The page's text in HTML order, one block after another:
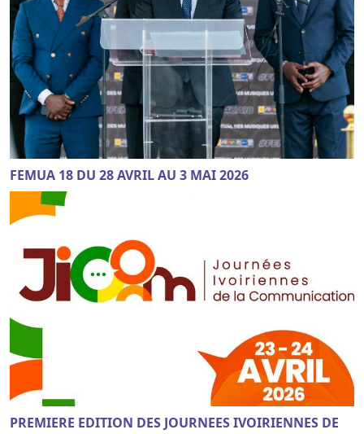
FEMUA 18 DU 28 AVRIL AU 3 MAI 2026
PREMIERE EDITION DES JOURNEES IVOIRIENNES DE